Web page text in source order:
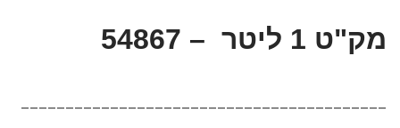
מק"ט 1 ליטר – 54867